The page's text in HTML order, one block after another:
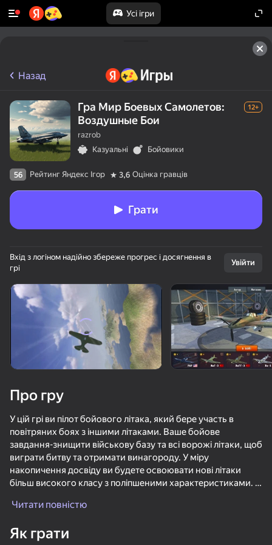
Усі ігри
Поверніть пристрій
Гра працює тільки в горизонтальній
орієнтації
Бодикам Шутер
Назад
Гра Мир Боевых Самолетов:
Воздушные Бои
12+
razrob
Казуальні
Бойовики
56 Рейтинг Яндекс Ігор 3,6 Оцінка гравців
Грати
Вхід з логіном надійно збереже прогрес і досягнення в
грі
Увійти
Про гру
У цій грі ви пілот бойового літака, який бере участь в
повітряних боях з іншими літаками. Ваше бойове
завдання-знищити військову базу та всі ворожі літаки, щоб
виграти битву та отримати винагороду. У міру
накопичення досвіду ви будете освоювати нові літаки
більш високого класу з поліпшеними характеристиками. У
випробувати в бою!
Читати повністю
Як грати